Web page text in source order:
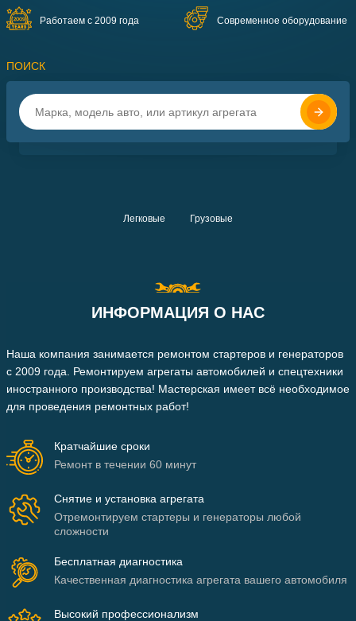
Работаем с 2009 года Современное оборудование
ПОИСК
Легковые Грузовые
ИНФОРМАЦИЯ О НАС
Наша компания занимается ремонтом стартеров и генераторов
c 2009 года. Ремонтируем агрегаты автомобилей и спецтехники
иностранного производства! Мастерская имеет всё необходимое
для проведения ремонтных работ!
Кратчайшие сроки
Ремонт в течении 60 минут
Снятие и установка агрегата
Отремонтируем стартеры и генераторы любой
сложности
Бесплатная диагностика
Качественная диагностика агрегата вашего автомобиля
Высокий профессионализм